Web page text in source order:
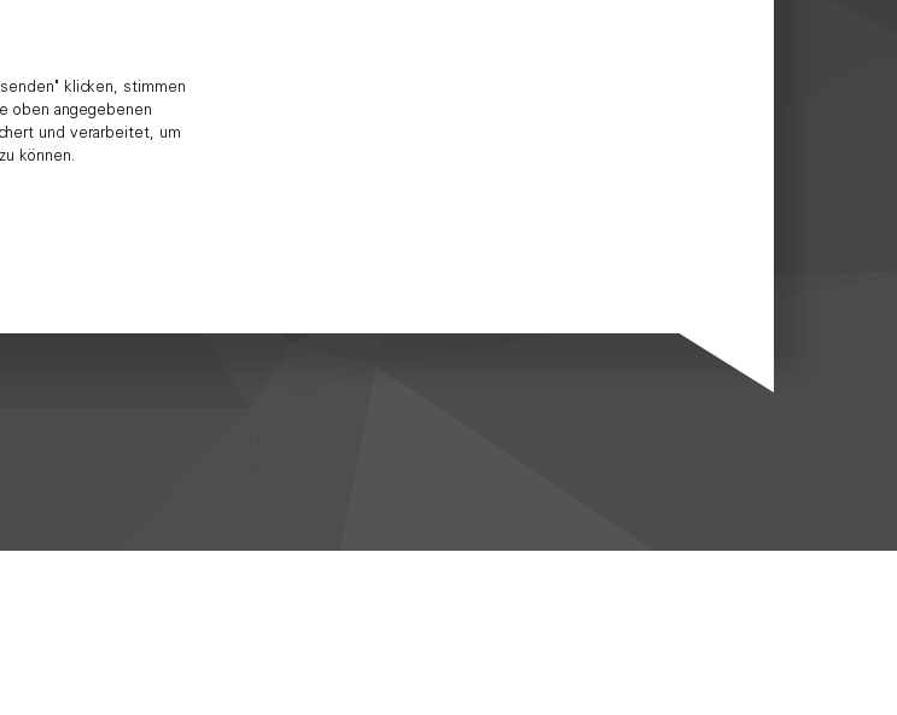
klicken, stimmen
oben angegebenen
und verarbeitet, um
können.